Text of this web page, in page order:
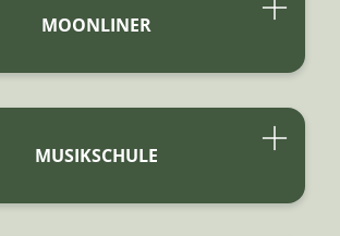
MOONLINER
MUSIKSCHULE